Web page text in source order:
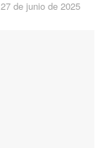
27 de junio de 2025